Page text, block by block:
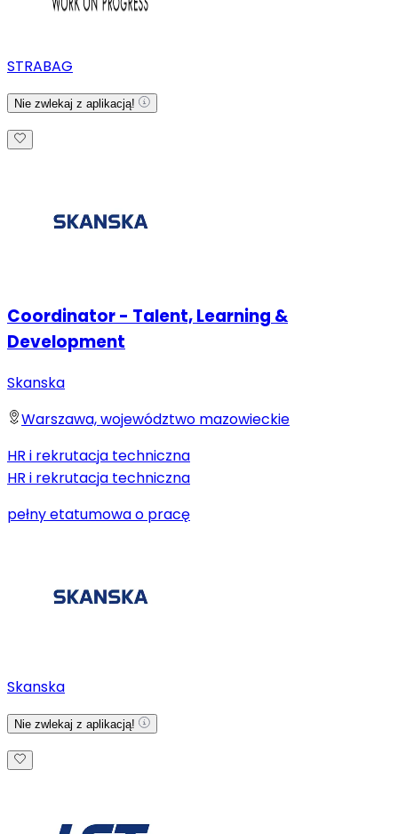
STRABAG
Nie zwlekaj z aplikacją!
Coordinator - Talent, Learning &
Development
Skanska
Warszawa, województwo mazowieckie
HR i rekrutacja techniczna
HR i rekrutacja techniczna
pełny etatumowa o pracę
Skanska
Nie zwlekaj z aplikacją!